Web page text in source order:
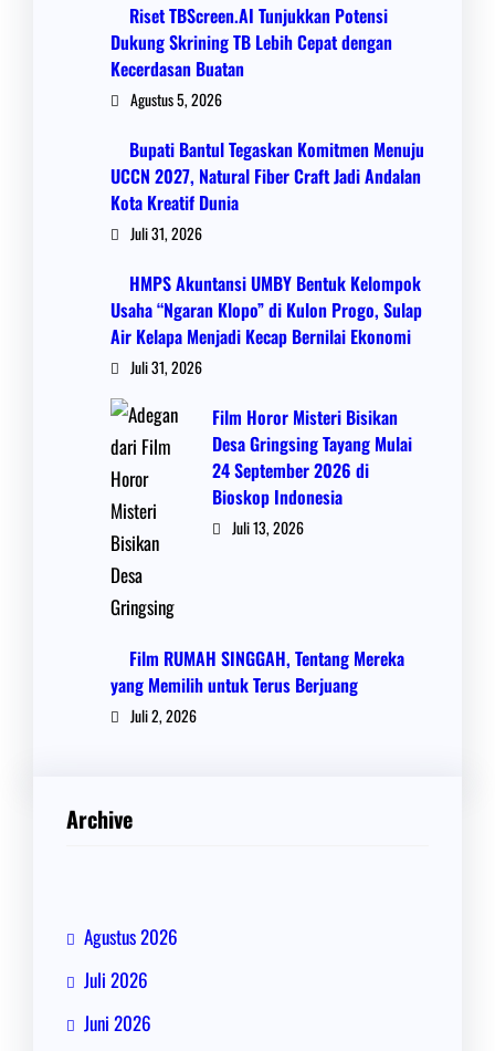
Riset TBScreen.AI Tunjukkan Potensi
Dukung Skrining TB Lebih Cepat dengan
Kecerdasan Buatan
Agustus 5, 2026
Bupati Bantul Tegaskan Komitmen Menuju
UCCN 2027, Natural Fiber Craft Jadi Andalan
Kota Kreatif Dunia
Juli 31, 2026
HMPS Akuntansi UMBY Bentuk Kelompok
Usaha “Ngaran Klopo” di Kulon Progo, Sulap
Air Kelapa Menjadi Kecap Bernilai Ekonomi
Juli 31, 2026
Film Horor Misteri Bisikan
Desa Gringsing Tayang Mulai
24 September 2026 di
Bioskop Indonesia
Juli 13, 2026
Film RUMAH SINGGAH, Tentang Mereka
yang Memilih untuk Terus Berjuang
Juli 2, 2026
Archive
Agustus 2026
Juli 2026
Juni 2026